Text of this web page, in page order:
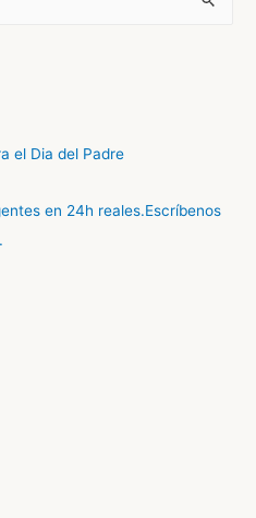
el Dia del Padre
en 24h reales.Escríbenos